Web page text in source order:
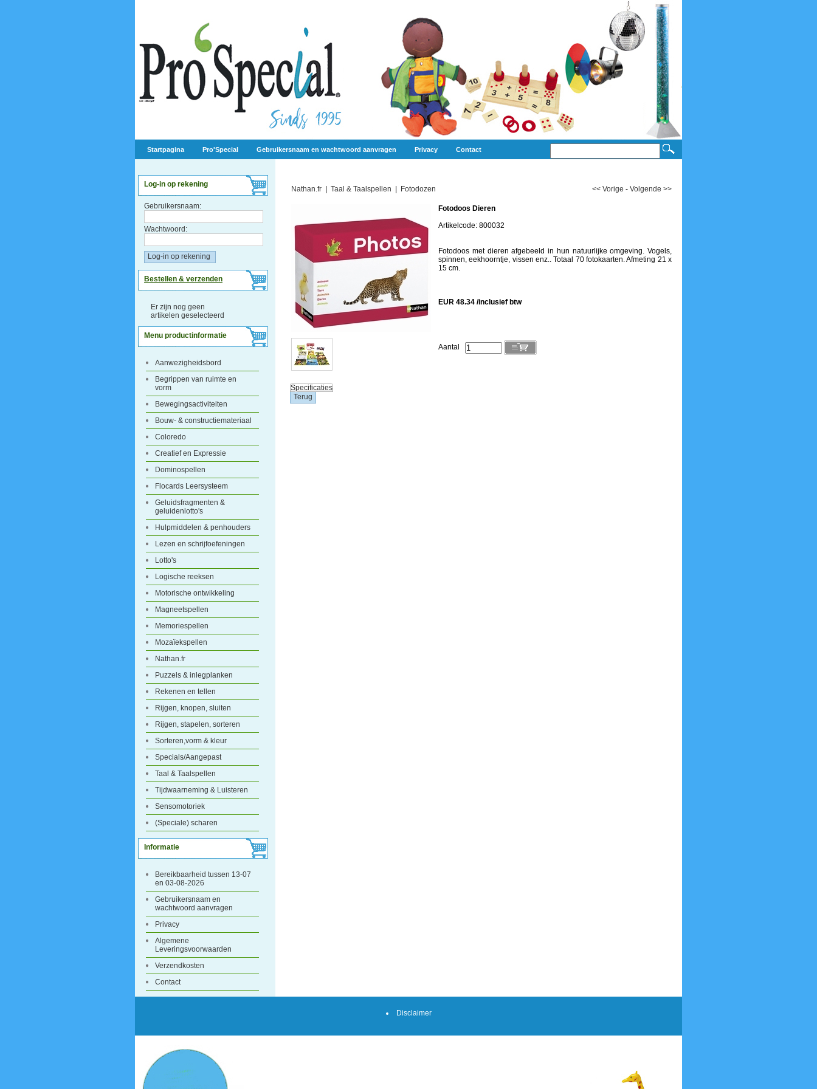
Startpagina Pro'Special Gebruikersnaam en wachtwoord aanvragen Privacy Contact
Log-in op rekening
Gebruikersnaam:
Wachtwoord:
Bestellen & verzenden
Er zijn nog geen
artikelen geselecteerd
Menu productinformatie
Aanwezigheidsbord
Begrippen van ruimte en
vorm
Bewegingsactiviteiten
Bouw- & constructiemateriaal
Coloredo
Creatief en Expressie
Dominospellen
Flocards Leersysteem
Geluidsfragmenten &
geluidenlotto's
Hulpmiddelen & penhouders
Lezen en schrijfoefeningen
Lotto's
Logische reeksen
Motorische ontwikkeling
Magneetspellen
Memoriespellen
Mozaïekspellen
Nathan.fr
Puzzels & inlegplanken
Rekenen en tellen
Rijgen, knopen, sluiten
Rijgen, stapelen, sorteren
Sorteren,vorm & kleur
Specials/Aangepast
Taal & Taalspellen
Tijdwaarneming & Luisteren
Sensomotoriek
(Speciale) scharen
Informatie
Bereikbaarheid tussen 13-07
en 03-08-2026
Gebruikersnaam en
wachtwoord aanvragen
Privacy
Algemene
Leveringsvoorwaarden
Verzendkosten
Contact
Nathan.fr Taal & Taalspellen Fotodozen << Vorige - Volgende >>
Fotodoos Dieren
Artikelcode: 800032
Fotodoos met dieren afgebeeld in hun natuurlijke omgeving. Vogels,
spinnen, eekhoorntje, vissen enz.. Totaal 70 fotokaarten. Afmeting 21 x
15 cm.
EUR 48.34 /inclusief btw
Aantal
Specificaties
Disclaimer